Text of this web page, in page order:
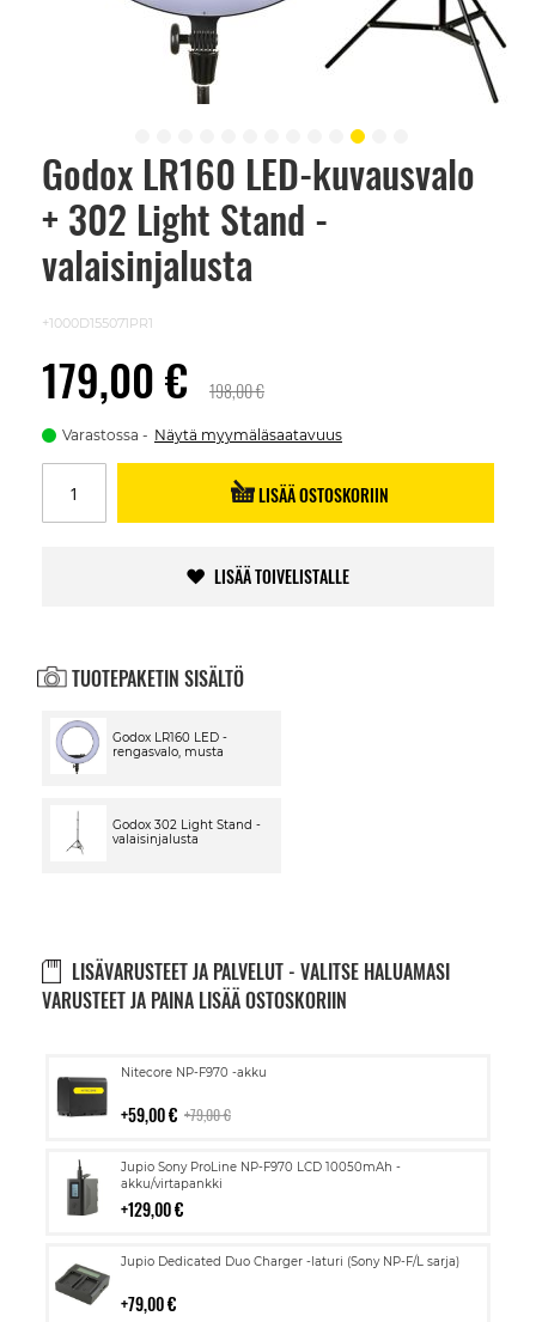
Godox LR160 LED-kuvausvalo
+ 302 Light Stand -
valaisinjalusta
+1000D155071PR1
179,00 € 198,00 €
Varastossa Näytä myymäläsaatavuus
LISÄÄ OSTOSKORIIN
LISÄÄ TOIVELISTALLE
TUOTEPAKETIN SISÄLTÖ
Godox LR160 LED -
rengasvalo, musta
Godox 302 Light Stand -
valaisinjalusta
LISÄVARUSTEET JA PALVELUT - VALITSE HALUAMASI
VARUSTEET JA PAINA LISÄÄ OSTOSKORIIN
Nitecore NP-F970 -akku
59,00 € 79,00 €
Lisää
Jupio Sony ProLine NP-F970 LCD 10050mAh -
akku/virtapankki
129,00 €
Lisää
ostoskoriin
Jupio Dedicated Duo Charger -laturi (Sony NP-F/L sarja)
79,00 €
Lisää
Skip
beginning
images